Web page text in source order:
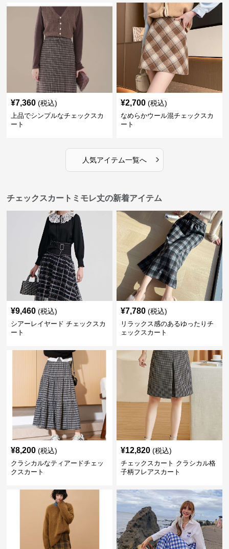
¥7,360 (税込)
上品でシンプルなチェックスカ
ート
¥2,700 (税込)
なめらかウール混チェックスカ
ート
人気アイテム一覧へ ›
チェックスカートミモレ丈の新着アイテム
¥9,460 (税込)
シアーレイヤード チェックスカ
ート
¥7,780 (税込)
リラックス感のあるゆったりチ
ェックスカート
¥8,200 (税込)
クラシカルなティアードチェッ
クスカート
¥12,820 (税込)
チェックスカート クラシカル格
子柄フレアスカート